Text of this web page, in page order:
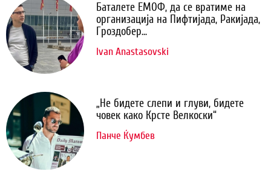
Баталете ЕМОФ, да се вратиме на
организација на Пифтијада, Ракијада,
Гроздобер...
Ivan Anastasovski
„Не бидете слепи и глуви, бидете
човек како Крсте Велкоски“
Панче Ќумбев